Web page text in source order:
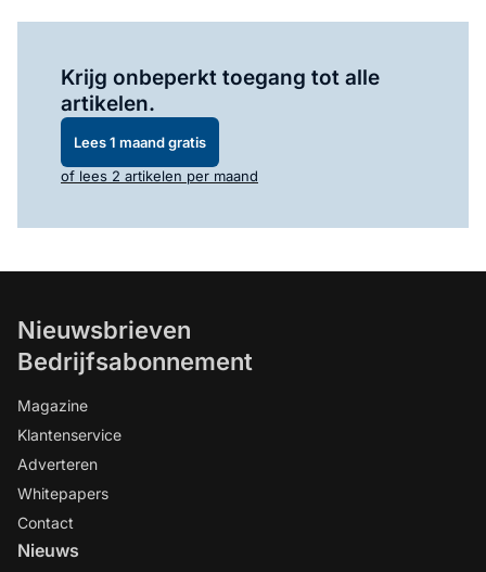
Krijg onbeperkt toegang tot alle
artikelen.
Lees 1 maand gratis
of lees 2 artikelen per maand
Nieuwsbrieven
Bedrijfsabonnement
Magazine
Klantenservice
Adverteren
Whitepapers
Contact
Nieuws